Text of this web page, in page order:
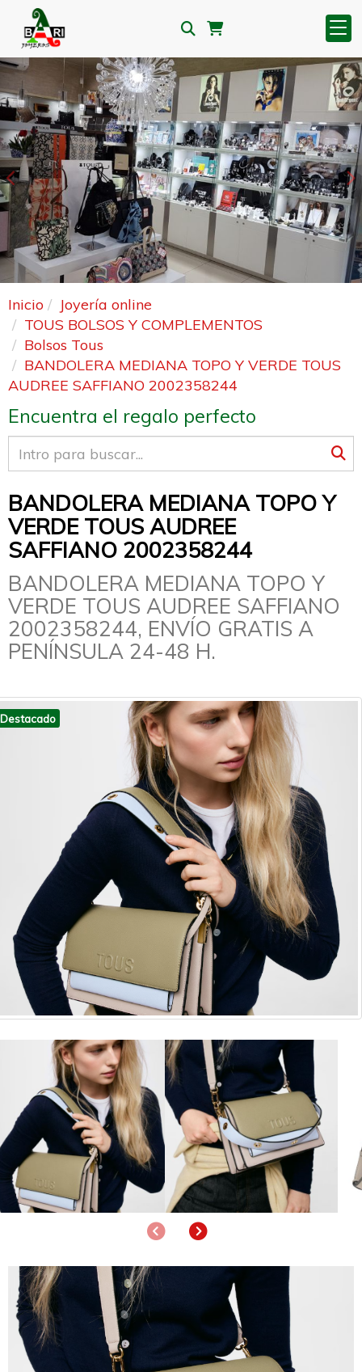
Anterior
Inicio
Joyería online
TOUS BOLSOS Y COMPLEMENTOS
Bolsos Tous
BANDOLERA MEDIANA TOPO Y VERDE TOUS
AUDREE SAFFIANO 2002358244
Encuentra el regalo perfecto
BANDOLERA MEDIANA TOPO Y
VERDE TOUS AUDREE
SAFFIANO 2002358244
BANDOLERA MEDIANA TOPO Y
VERDE TOUS AUDREE SAFFIANO
2002358244, ENVÍO GRATIS A
PENÍNSULA 24-48 H.
Destacado
AnteriorSiguiente